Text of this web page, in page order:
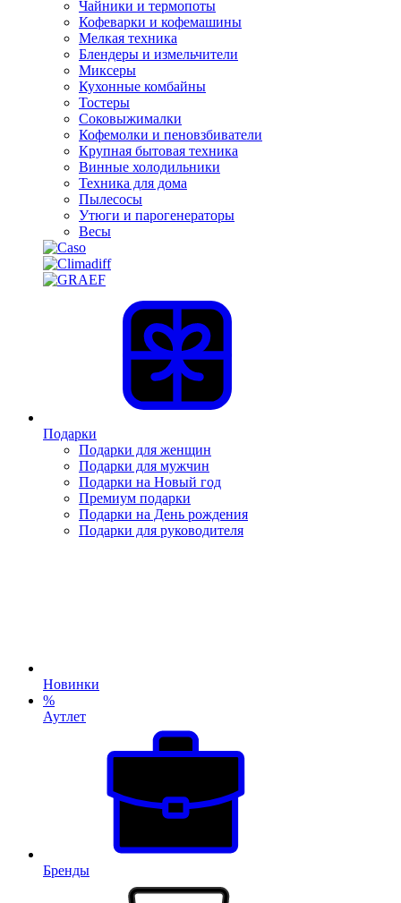
Чайники и термопоты
Кофеварки и кофемашины
Мелкая техника
Блендеры и измельчители
Миксеры
Кухонные комбайны
Тостеры
Соковыжималки
Кофемолки и пеновзбиватели
Крупная бытовая техника
Винные холодильники
Техника для дома
Пылесосы
Утюги и парогенераторы
Весы
Подарки
Подарки для женщин
Подарки для мужчин
Подарки на Новый год
Премиум подарки
Подарки на День рождения
Подарки для руководителя
Новинки
%
Аутлет
Бренды